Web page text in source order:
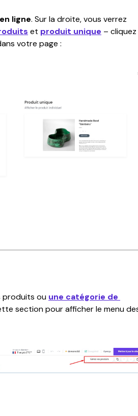
ligne. Sur la droite, vous verrez
et produit unique – cliquez
votre page :
produits ou une catégorie de
section pour afficher le menu